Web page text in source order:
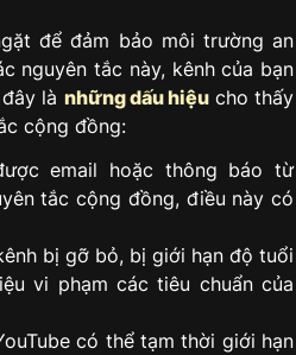
để đảm bảo môi trường an
nguyên tắc này, kênh của bạn
là những dấu hiệucho thấy
cộng đồng:
email hoặc thông báo từ
tắc cộng đồng, điều này có
bị gỡ bỏ, bị giới hạn độ tuổi
vi phạm các tiêu chuẩn của
có thể tạm thời giới hạn